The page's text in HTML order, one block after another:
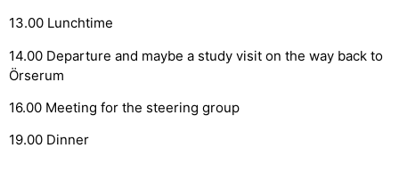
13.00 Lunchtime
14.00 Departure and maybe a study visit on the way back to
Örserum
16.00 Meeting for the steering group
19.00 Dinner